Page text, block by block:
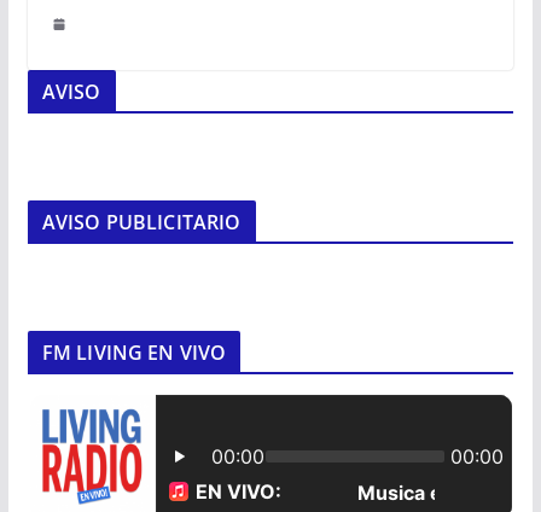
AVISO
AVISO PUBLICITARIO
FM LIVING EN VIVO